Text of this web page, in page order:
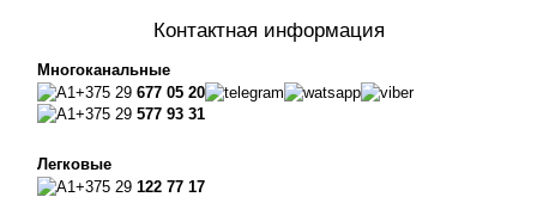
Контактная информация
Многоканальные
+375 29 677 05 20
+375 29 577 93 31
Легковые
+375 29 122 77 17